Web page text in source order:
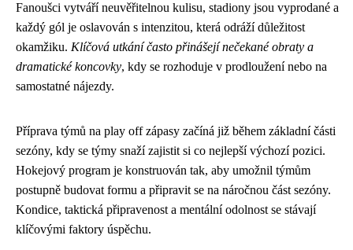
Fanoušci vytváří neuvěřitelnou kulisu, stadiony jsou vyprodané a
každý gól je oslavován s intenzitou, která odráží důležitost
okamžiku. Klíčová utkání často přinášejí nečekané obraty a
dramatické koncovky, kdy se rozhoduje v prodloužení nebo na
samostatné nájezdy.
Příprava týmů na play off zápasy začíná již během základní části
sezóny, kdy se týmy snaží zajistit si co nejlepší výchozí pozici.
Hokejový program je konstruován tak, aby umožnil týmům
postupně budovat formu a připravit se na náročnou část sezóny.
Kondice, taktická připravenost a mentální odolnost se stávají
klíčovými faktory úspěchu.